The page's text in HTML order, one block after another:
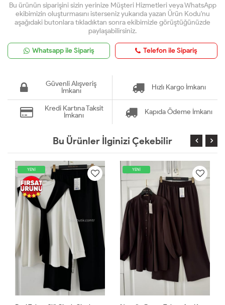
Bu ürünün siparişini sizin yerinize Müşteri Hizmetleri veya WhatsApp
ekibimizin oluşturmasını isterseniz yukarıda yazan Ürün Kodu'nu
aşağıdaki butonlara tıkladıktan sonra ekibimizle görüştüğünüzde
paylaşabilirsiniz.
Whatsapp ile Sipariş Telefon ile Sipariş
Güvenli Alışveriş
İmkanı
Hızlı Kargo İmkanı
Kredi Kartına Taksit
İmkanı
Kapıda Ödeme İmkanı
Bu Ürünler İlginizi Çekebilir
YENİ YENİ